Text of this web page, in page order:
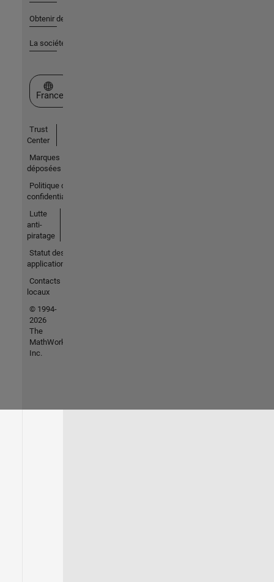
Obtenir de l'aide
La société
Sélectionner un site web
France
Trust
Center
Marques
déposées
Politique de
confidentialité
Lutte
anti-
piratage
Statut des
applications
Contacts
locaux
© 1994-
2026
The
MathWorks,
Inc.